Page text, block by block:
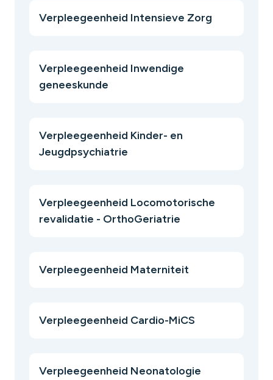
Verpleegeenheid Intensieve Zorg
Verpleegeenheid Inwendige
geneeskunde
Verpleegeenheid Kinder- en
Jeugdpsychiatrie
Verpleegeenheid Locomotorische
revalidatie - OrthoGeriatrie
Verpleegeenheid Materniteit
Verpleegeenheid Cardio-MiCS
Verpleegeenheid Neonatologie